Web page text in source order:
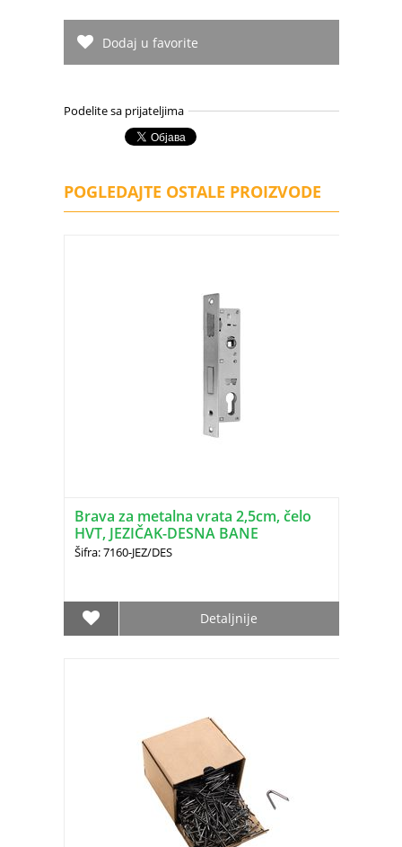
Dodaj u favorite
Podelite sa prijateljima
POGLEDAJTE OSTALE PROIZVODE
Brava za metalna vrata 2,5cm, čelo
HVT, JEZIČAK-DESNA BANE
(3342.22.101)
Šifra: 7160-JEZ/DES
Detaljnije